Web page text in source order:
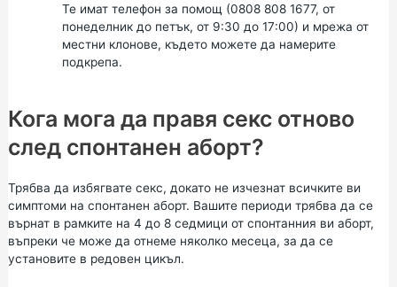
Те имат телефон за помощ (0808 808 1677, от
понеделник до петък, от 9:30 до 17:00) и мрежа от
местни клонове, където можете да намерите
подкрепа.
Кога мога да правя секс отново
след спонтанен аборт?
Трябва да избягвате секс, докато не изчезнат всичките ви
симптоми на спонтанен аборт. Вашите периоди трябва да се
върнат в рамките на 4 до 8 седмици от спонтанния ви аборт,
въпреки че може да отнеме няколко месеца, за да се
установите в редовен цикъл.